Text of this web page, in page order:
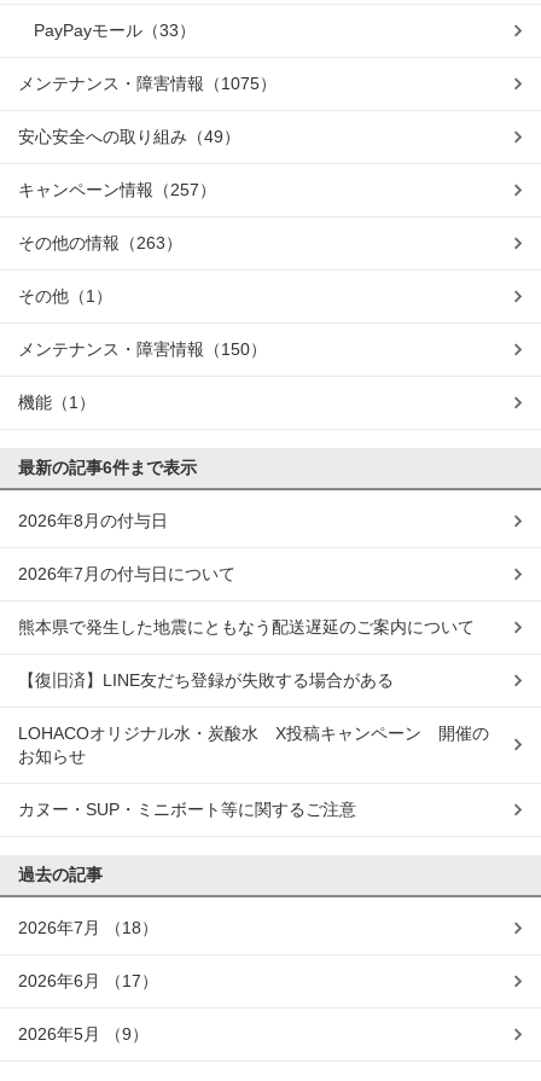
PayPayモール （33）
メンテナンス・障害情報 （1075）
安心安全への取り組み （49）
キャンペーン情報 （257）
その他の情報 （263）
その他 （1）
メンテナンス・障害情報 （150）
機能 （1）
最新の記事6件まで表示
2026年8月の付与日
2026年7月の付与日について
熊本県で発生した地震にともなう配送遅延のご案内について
【復旧済】LINE友だち登録が失敗する場合がある
LOHACOオリジナル水・炭酸水 X投稿キャンペーン 開催の
お知らせ
カヌー・SUP・ミニボート等に関するご注意
過去の記事
2026年7月 （18）
2026年6月 （17）
2026年5月 （9）